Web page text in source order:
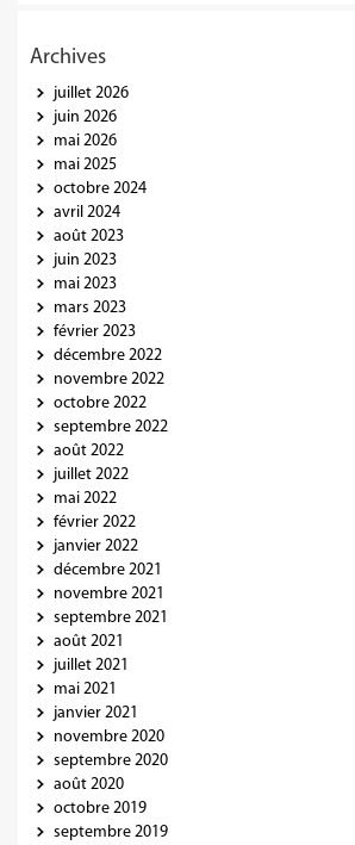
Archives
juillet 2026
juin 2026
mai 2026
mai 2025
octobre 2024
avril 2024
août 2023
juin 2023
mai 2023
mars 2023
février 2023
décembre 2022
novembre 2022
octobre 2022
septembre 2022
août 2022
juillet 2022
mai 2022
février 2022
janvier 2022
décembre 2021
novembre 2021
septembre 2021
août 2021
juillet 2021
mai 2021
janvier 2021
novembre 2020
septembre 2020
août 2020
octobre 2019
septembre 2019